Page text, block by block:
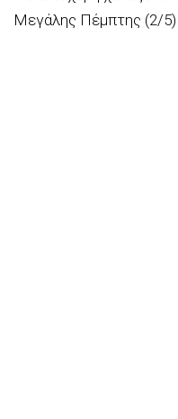
Μεγάλης Πέμπτης (2/5)